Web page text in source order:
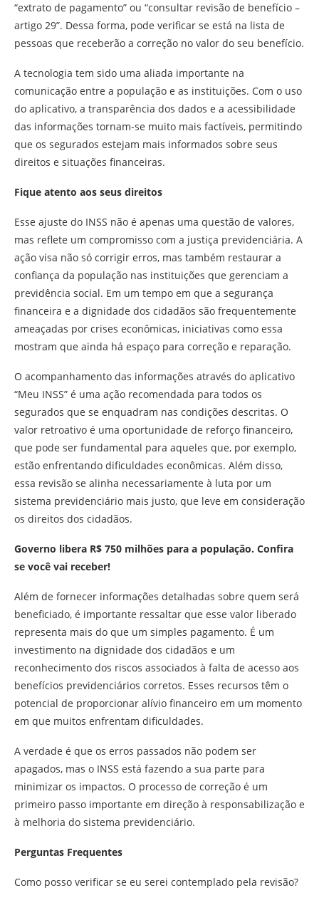
“extrato de pagamento” ou “consultar revisão de benefício –
artigo 29”. Dessa forma, pode verificar se está na lista de
pessoas que receberão a correção no valor do seu benefício.
A tecnologia tem sido uma aliada importante na
comunicação entre a população e as instituições. Com o uso
do aplicativo, a transparência dos dados e a acessibilidade
das informações tornam-se muito mais factíveis, permitindo
que os segurados estejam mais informados sobre seus
direitos e situações financeiras.
Fique atento aos seus direitos
Esse ajuste do INSS não é apenas uma questão de valores,
mas reflete um compromisso com a justiça previdenciária. A
ação visa não só corrigir erros, mas também restaurar a
confiança da população nas instituições que gerenciam a
previdência social. Em um tempo em que a segurança
financeira e a dignidade dos cidadãos são frequentemente
ameaçadas por crises econômicas, iniciativas como essa
mostram que ainda há espaço para correção e reparação.
O acompanhamento das informações através do aplicativo
“Meu INSS” é uma ação recomendada para todos os
segurados que se enquadram nas condições descritas. O
valor retroativo é uma oportunidade de reforço financeiro,
que pode ser fundamental para aqueles que, por exemplo,
estão enfrentando dificuldades econômicas. Além disso,
essa revisão se alinha necessariamente à luta por um
sistema previdenciário mais justo, que leve em consideração
os direitos dos cidadãos.
Governo libera R$ 750 milhões para a população. Confira
se você vai receber!
Além de fornecer informações detalhadas sobre quem será
beneficiado, é importante ressaltar que esse valor liberado
representa mais do que um simples pagamento. É um
investimento na dignidade dos cidadãos e um
reconhecimento dos riscos associados à falta de acesso aos
benefícios previdenciários corretos. Esses recursos têm o
potencial de proporcionar alívio financeiro em um momento
em que muitos enfrentam dificuldades.
A verdade é que os erros passados não podem ser
apagados, mas o INSS está fazendo a sua parte para
minimizar os impactos. O processo de correção é um
primeiro passo importante em direção à responsabilização e
à melhoria do sistema previdenciário.
Perguntas Frequentes
Como posso verificar se eu serei contemplado pela revisão?